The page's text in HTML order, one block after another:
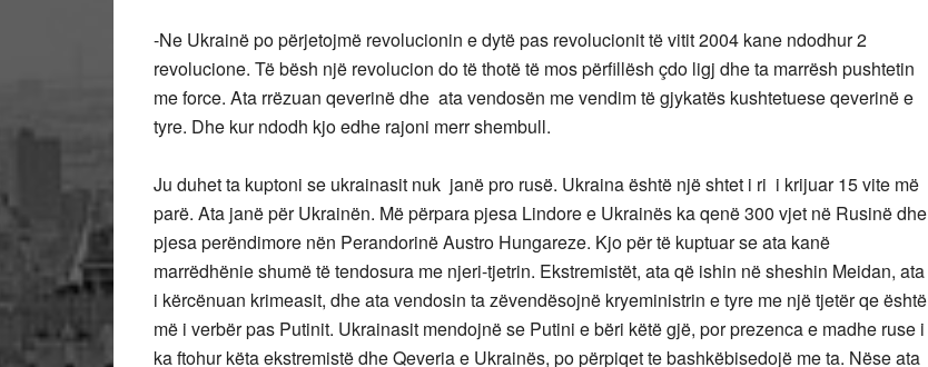
-Ne Ukrainë po përjetojmë revolucionin e dytë pas revolucionit tëvitit 2004 kane ndodhur 2
revolucione. Të bësh një revolucion do të thotë të mos përfillësh çdo ligj dhe ta marrësh pushtetin
me force. Ata rrëzuan qeverinë dhe ata vendosën me vendim të gjykatës kushtetuese qeverinë e
tyre. Dhe kur ndodh kjo edhe rajoni merr shembull.
Ju duhet ta kuptoni se ukrainasit nuk janë pro rusë. Ukraina është një shtet i ri i krijuar 15 vite më
parë. Ata janë për Ukrainën. Më përpara pjesa Lindore e Ukrainës ka qenë 300 vjet në Rusinë dhe
pjesa perëndimore nën Perandorinë Austro Hungareze. Kjo për të kuptuar se ata kanë
marrëdhënie shumë të tendosura me njeri-tjetrin. Ekstremistët, ata që ishin në sheshin Meidan, ata
i kërcënuan krimeasit, dhe ata vendosin ta zëvendësojnë kryeministrin e tyre me një tjetër qe është
më i verbër pas Putinit. Ukrainasit mendojnë se Putini e bëri këtë gjë, por prezenca e madhe ruse i
ka ftohur këta ekstremistë dhe Qeveria e Ukrainës, po përpiqet te bashkëbisedojë me ta. Nëse ata